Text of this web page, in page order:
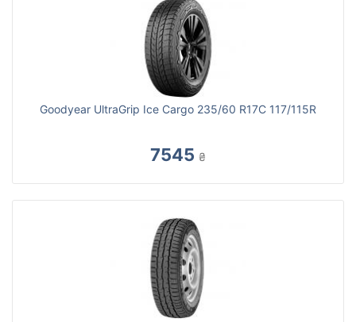
Goodyear UltraGrip Ice Cargo 235/60 R17C 117/115R
7545 ₴